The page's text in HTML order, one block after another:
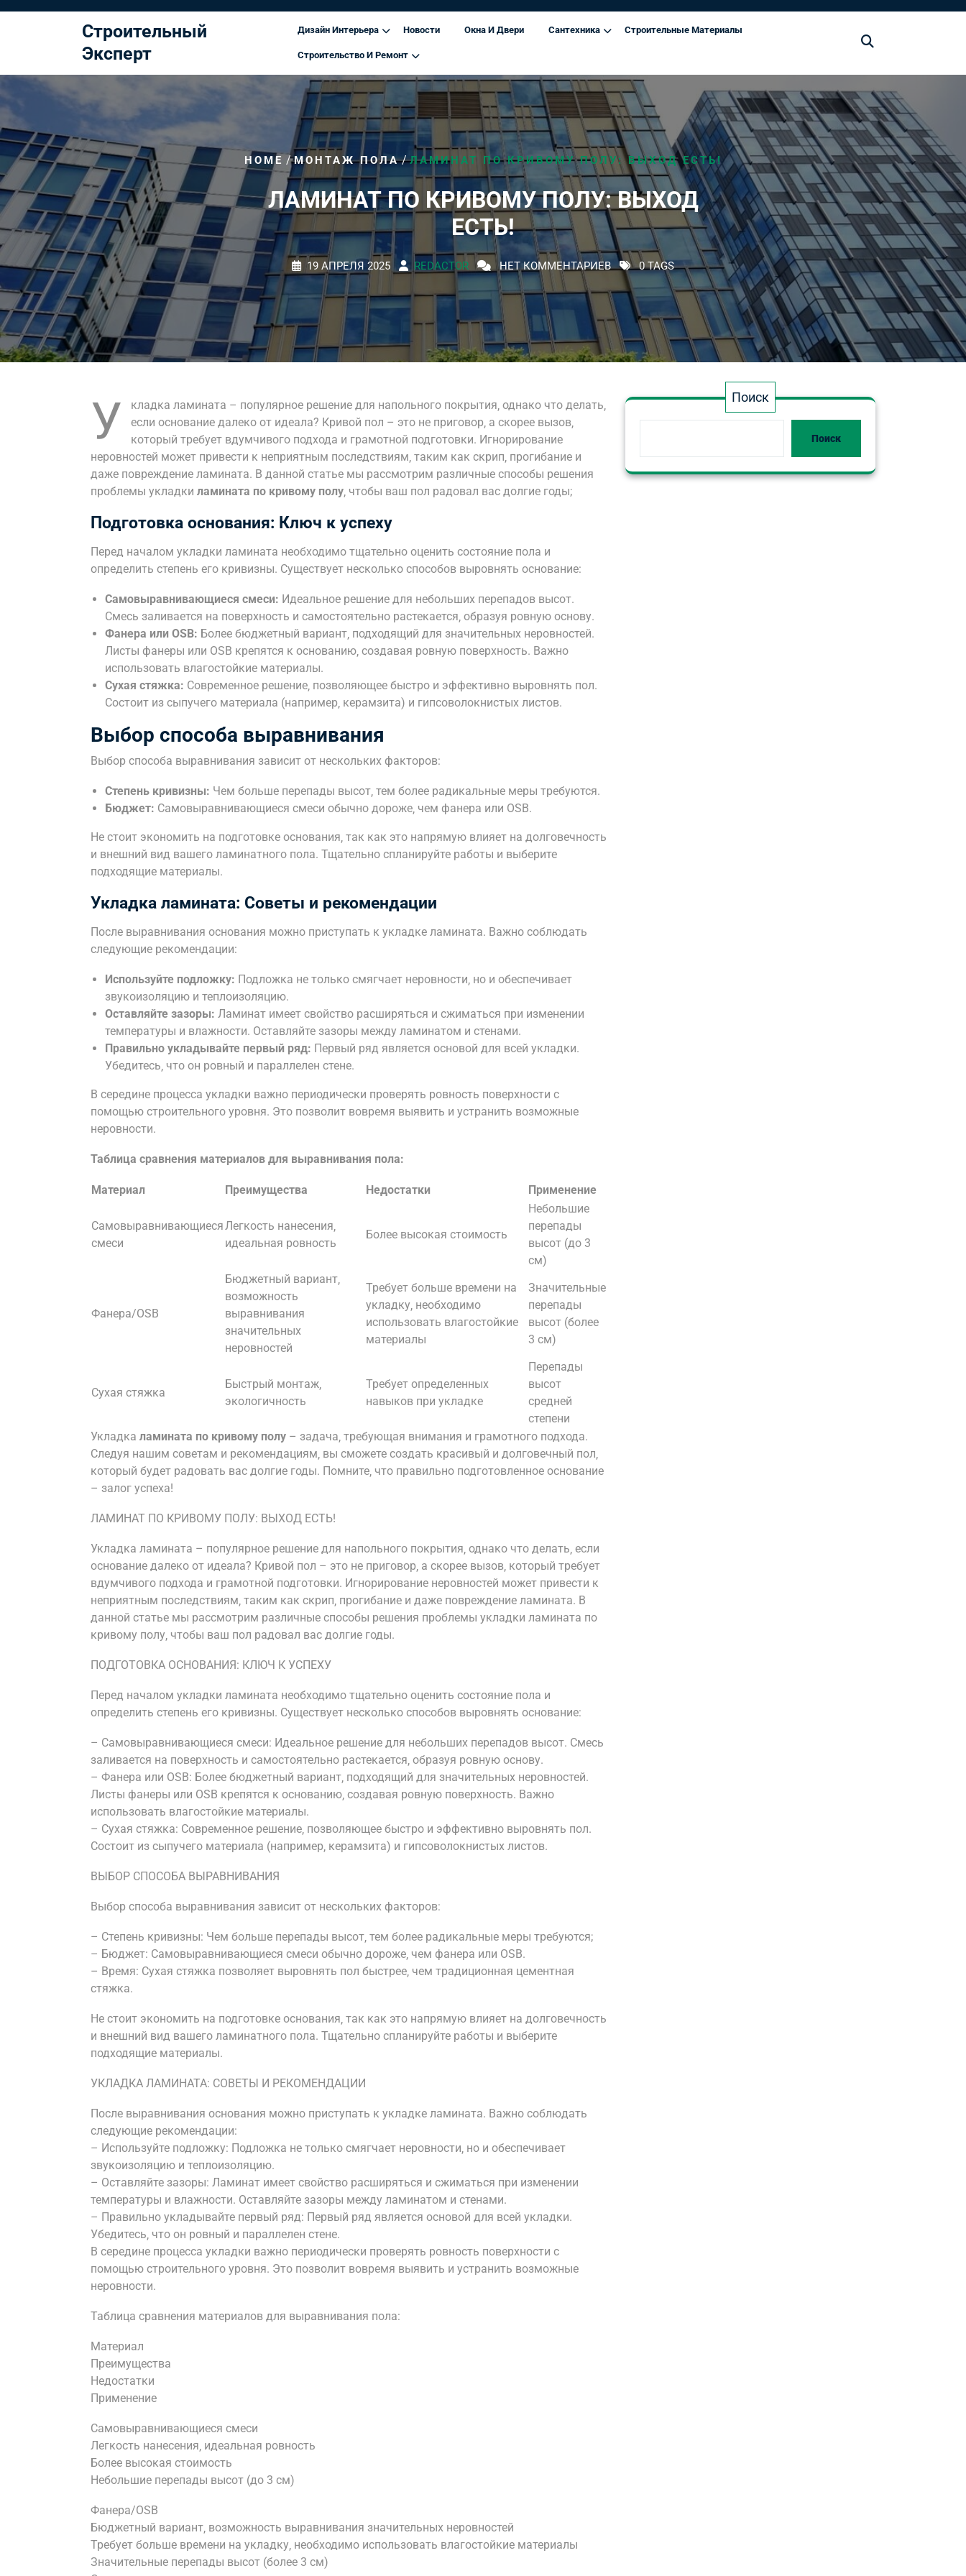
Строительный
Эксперт
Дизайн Интерьера Новости Окна И Двери Сантехника Строительные Материалы
Строительство И Ремонт
HOME /МОНТАЖ ПОЛА/ЛАМИНАТ ПО КРИВОМУ ПОЛУ: ВЫХОД ЕСТЬ!
ЛАМИНАТ ПО КРИВОМУ ПОЛУ: ВЫХОД
ЕСТЬ!
19 АПРЕЛЯ 2025 REDACTOR НЕТ КОММЕНТАРИЕВ 0 TAGS
У
кладка ламината – популярное решение для напольного покрытия‚ однако что делать‚
если основание далеко от идеала? Кривой пол – это не приговор‚ а скорее вызов‚
который требует вдумчивого подхода и грамотной подготовки. Игнорирование
неровностей может привести к неприятным последствиям‚ таким как скрип‚ прогибание и
даже повреждение ламината. В данной статье мы рассмотрим различные способы решения
проблемы укладки ламината по кривому полу‚ чтобы ваш пол радовал вас долгие годы;
Подготовка основания: Ключ к успеху
Перед началом укладки ламината необходимо тщательно оценить состояние пола и
определить степень его кривизны. Существует несколько способов выровнять основание:
Самовыравнивающиеся смеси: Идеальное решение для небольших перепадов высот.
Смесь заливается на поверхность и самостоятельно растекается‚ образуя ровную основу.
Фанера или OSB: Более бюджетный вариант‚ подходящий для значительных неровностей.
Листы фанеры или OSB крепятся к основанию‚ создавая ровную поверхность. Важно
использовать влагостойкие материалы.
Сухая стяжка: Современное решение‚ позволяющее быстро и эффективно выровнять пол.
Состоит из сыпучего материала (например‚ керамзита) и гипсоволокнистых листов.
Выбор способа выравнивания
Выбор способа выравнивания зависит от нескольких факторов:
Степень кривизны: Чем больше перепады высот‚ тем более радикальные меры требуются.
Бюджет: Самовыравнивающиеся смеси обычно дороже‚ чем фанера или OSB.
Не стоит экономить на подготовке основания‚ так как это напрямую влияет на долговечность
и внешний вид вашего ламинатного пола. Тщательно спланируйте работы и выберите
подходящие материалы.
Укладка ламината: Советы и рекомендации
После выравнивания основания можно приступать к укладке ламината. Важно соблюдать
следующие рекомендации:
Используйте подложку: Подложка не только смягчает неровности‚ но и обеспечивает
звукоизоляцию и теплоизоляцию.
Оставляйте зазоры: Ламинат имеет свойство расширяться и сжиматься при изменении
температуры и влажности. Оставляйте зазоры между ламинатом и стенами.
Правильно укладывайте первый ряд: Первый ряд является основой для всей укладки.
Убедитесь‚ что он ровный и параллелен стене.
В середине процесса укладки важно периодически проверять ровность поверхности с
помощью строительного уровня. Это позволит вовремя выявить и устранить возможные
неровности.
Таблица сравнения материалов для выравнивания пола:
Материал Преимущества Недостатки Применение
Самовыравнивающиеся
смеси
Легкость нанесения‚
идеальная ровность
Более высокая стоимость
Небольшие
перепады
высот (до 3
см)
Фанера/OSB
Бюджетный вариант‚
возможность
выравнивания
значительных
неровностей
Требует больше времени на
укладку‚ необходимо
использовать влагостойкие
материалы
Значительные
перепады
высот (более
3 см)
Сухая стяжка
Быстрый монтаж‚
экологичность
Требует определенных
навыков при укладке
Перепады
высот
средней
степени
Укладка ламината по кривому полу – задача‚ требующая внимания и грамотного подхода.
Следуя нашим советам и рекомендациям‚ вы сможете создать красивый и долговечный пол‚
который будет радовать вас долгие годы. Помните‚ что правильно подготовленное основание
– залог успеха!
ЛАМИНАТ ПО КРИВОМУ ПОЛУ: ВЫХОД ЕСТЬ!
Укладка ламината – популярное решение для напольного покрытия‚ однако что делать‚ если
основание далеко от идеала? Кривой пол – это не приговор‚ а скорее вызов‚ который требует
вдумчивого подхода и грамотной подготовки. Игнорирование неровностей может привести к
неприятным последствиям‚ таким как скрип‚ прогибание и даже повреждение ламината. В
данной статье мы рассмотрим различные способы решения проблемы укладки ламината по
кривому полу‚ чтобы ваш пол радовал вас долгие годы.
ПОДГОТОВКА ОСНОВАНИЯ: КЛЮЧ К УСПЕХУ
Перед началом укладки ламината необходимо тщательно оценить состояние пола и
определить степень его кривизны. Существует несколько способов выровнять основание:
– Самовыравнивающиеся смеси: Идеальное решение для небольших перепадов высот. Смесь
заливается на поверхность и самостоятельно растекается‚ образуя ровную основу.
– Фанера или OSB: Более бюджетный вариант‚ подходящий для значительных неровностей.
Листы фанеры или OSB крепятся к основанию‚ создавая ровную поверхность. Важно
использовать влагостойкие материалы.
– Сухая стяжка: Современное решение‚ позволяющее быстро и эффективно выровнять пол.
Состоит из сыпучего материала (например‚ керамзита) и гипсоволокнистых листов.
ВЫБОР СПОСОБА ВЫРАВНИВАНИЯ
Выбор способа выравнивания зависит от нескольких факторов:
– Степень кривизны: Чем больше перепады высот‚ тем более радикальные меры требуются;
– Бюджет: Самовыравнивающиеся смеси обычно дороже‚ чем фанера или OSB.
– Время: Сухая стяжка позволяет выровнять пол быстрее‚ чем традиционная цементная
стяжка.
Не стоит экономить на подготовке основания‚ так как это напрямую влияет на долговечность
и внешний вид вашего ламинатного пола. Тщательно спланируйте работы и выберите
подходящие материалы.
УКЛАДКА ЛАМИНАТА: СОВЕТЫ И РЕКОМЕНДАЦИИ
После выравнивания основания можно приступать к укладке ламината. Важно соблюдать
следующие рекомендации:
– Используйте подложку: Подложка не только смягчает неровности‚ но и обеспечивает
звукоизоляцию и теплоизоляцию.
– Оставляйте зазоры: Ламинат имеет свойство расширяться и сжиматься при изменении
температуры и влажности. Оставляйте зазоры между ламинатом и стенами.
– Правильно укладывайте первый ряд: Первый ряд является основой для всей укладки.
Убедитесь‚ что он ровный и параллелен стене.
В середине процесса укладки важно периодически проверять ровность поверхности с
помощью строительного уровня. Это позволит вовремя выявить и устранить возможные
неровности.
Таблица сравнения материалов для выравнивания пола:
Материал
Преимущества
Недостатки
Применение
Самовыравнивающиеся смеси
Легкость нанесения‚ идеальная ровность
Более высокая стоимость
Небольшие перепады высот (до 3 см)
Фанера/OSB
Бюджетный вариант‚ возможность выравнивания значительных неровностей
Требует больше времени на укладку‚ необходимо использовать влагостойкие материалы
Значительные перепады высот (более 3 см)
Поиск
Поиск